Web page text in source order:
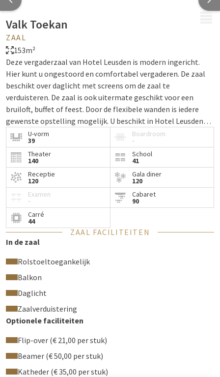
Valk Toekan
ZAAL
153m²
Deze vergaderzaal van Hotel Leusden is modern ingericht.
Hier kunt u ongestoord en comfortabel vergaderen. De zaal
beschikt over daglicht met screens om de zaal te
verduisteren. De zaal is ook uitermate geschikt voor een
bruiloft, buffet of feest. Door de flexibele wanden is iedere
gewenste opstelling mogelijk. U beschikt in Hotel Leusden
over gratis wireless internet.
U-vorm
39
Boardroom
-
Theater
140
School
41
Receptie
120
Gala diner
120
Examen
-
Cabaret
90
Carré
44
ZAAL FACILITEITEN
In de zaal
Rolstoeltoegankelijk
Balkon
Daglicht
Zaalverduistering
Optionele faciliteiten
Flip-over (€ 21,00 per stuk)
Beamer (€ 50,00 per stuk)
Katheder (€ 35,00 per stuk)